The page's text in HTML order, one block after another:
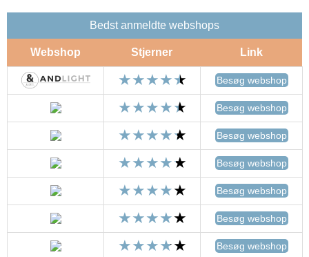
Bedst anmeldte webshops
Webshop Stjerner Link
Besøg webshop
Besøg webshop
Besøg webshop
Besøg webshop
Besøg webshop
Besøg webshop
Besøg webshop